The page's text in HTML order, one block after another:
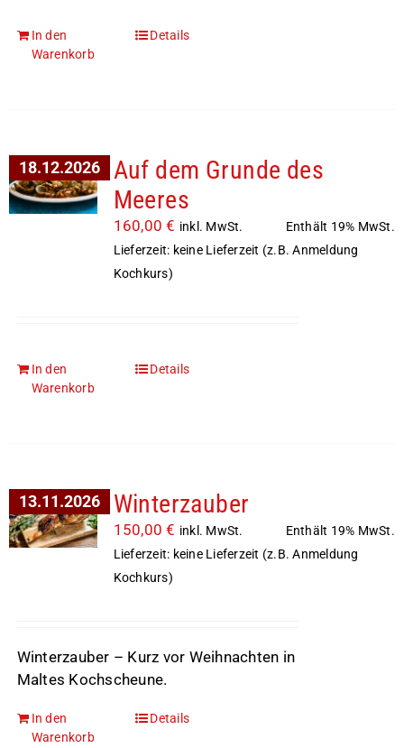
In den
Warenkorb
Details
18.12.2026
Auf dem Grunde des
Meeres
160,00€ inkl. MwSt.
Enthält 19% MwSt.
Lieferzeit: keine Lieferzeit (z.B. Anmeldung
Kochkurs)
In den
Warenkorb
Details
13.11.2026 Winterzauber
150,00€ inkl. MwSt.
Enthält 19% MwSt.
Lieferzeit: keine Lieferzeit (z.B. Anmeldung
Kochkurs)
Winterzauber – Kurz vor Weihnachten in
Maltes Kochscheune.
In den
Warenkorb
Details